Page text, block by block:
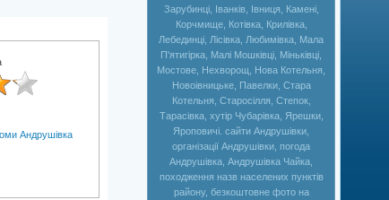
Зарубинці, Іванків, Івниця, Камені,
Корчмище, Котівка, Крилівка,
Лебединці, Лісівка, Любимівка, Мала
П'ятигірка, Малі Мошківці, Міньківці,
Мостове, Нехворощ, Нова Котельня,
Новоівницьке, Павелки, Стара
Котельня, Старосілля, Степок,
Тарасівка, хутір Чубарівка, Ярешки,
Яроповичі. сайти Андрушівки,
організації Андрушівки, погода
Андрушівка, Андрушівка Чайка,
походження назв населених пунктів
району, безкоштовне фото на
Андрушівка